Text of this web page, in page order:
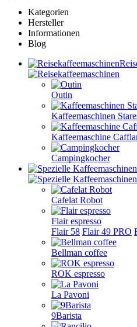
Kategorien
Hersteller
Informationen
Blog
Outin
Kaffeemaschinen
Kaffeemaschine
Campingkocher
Cafelat Robot
Flair espresso
Flair 58 Flair 49 PRO
Bellman coffee
ROK espresso
La Pavoni
9Barista